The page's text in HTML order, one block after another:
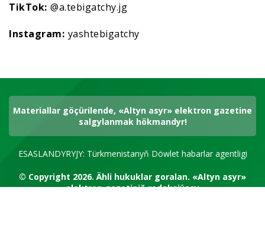
TikTok: @a.tebigatchy.jg
Instagram: yashtebigatchy
Materiallar göçürilende, «Altyn asyr» elektron gazetine
salgylanmak hökmandyr!
ESASLANDYRYJY: Türkmenistanyň Döwlet habarlar agentligi
© Copyright 2026.Ähli hukuklar goralan. «Altyn asyr»
elektron gazetiniň redaksiýasy